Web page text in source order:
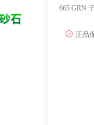
665 GRN
正品